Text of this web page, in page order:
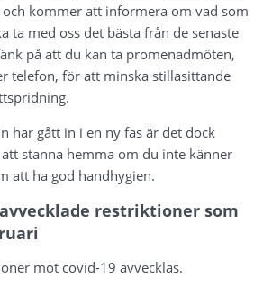
kommer att informera om vad som
ta med oss det bästa från de senaste
på att du kan ta promenadmöten,
telefon, för att minska stillasittande
har gått in i en ny fas är det dock
stanna hemma om du inte känner
att ha god handhygien.
restriktioner som
mot covid-19 avvecklas.